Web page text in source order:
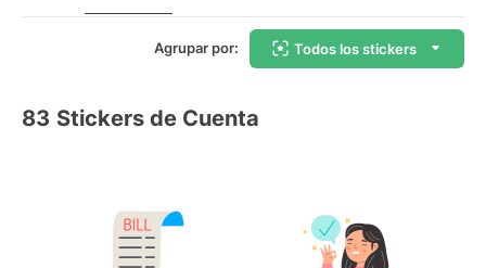
Agrupar por: Todos los stickers
83 Stickers de Cuenta